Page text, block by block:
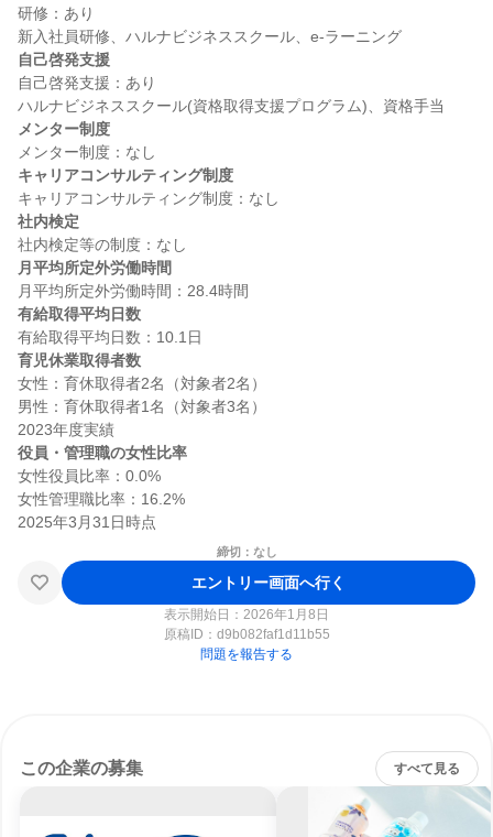
研修：あり
自己啓発支援
自己啓発支援：あり
メンター制度
キャリアコンサルティング制度
社内検定
月平均所定外労働時間
有給取得平均日数
育児休業取得者数
女性：育休取得者2名（対象者2名）
男性：育休取得者1名（対象者3名）
役員・管理職の女性比率
女性役員比率：0.0%
女性管理職比率：16.2%
締切：なし
エントリー画面へ行く
表示開始日：2026年1月8日
原稿ID： d9b082faf1d11b55
問題を報告する
この企業の募集 すべて見る